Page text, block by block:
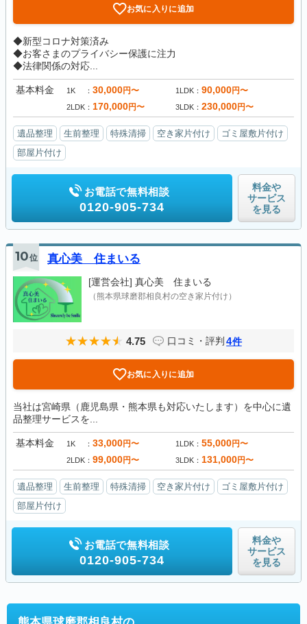
お気に入りに追加
◆新型コロナ対策済み
◆お客さまのプライバシー保護に注力
◆法律関係の対応...
基本料金 1K 30,000円〜 1LDK 90,000円〜
2LDK 170,000円〜 3LDK 230,000円〜
遺品整理 生前整理 特殊清掃 空き家片付け
ゴミ屋敷片付け
部屋片付け
お電話で無料相談
0120-905-734
料金や
サービス
を見る
10位 真心美 住まいる
[運営会社] 真心美 住まいる
（熊本県球磨郡相良村の空き家片付け）
4.75 口コミ・評判 4件
お気に入りに追加
当社は宮崎県（鹿児島県・熊本県も対応いたします）を中心に遺
品整理サービスを...
基本料金 1K 33,000円〜 1LDK 55,000円〜
2LDK 99,000円〜 3LDK 131,000円〜
遺品整理 生前整理 特殊清掃 空き家片付け
ゴミ屋敷片付け
部屋片付け
お電話で無料相談
0120-905-734
料金や
サービス
を見る